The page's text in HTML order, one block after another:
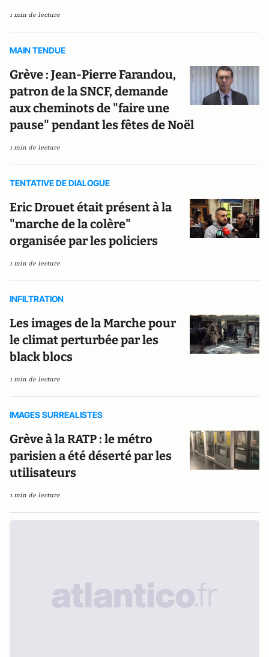
1 min de lecture
MAIN TENDUE
Grève : Jean-Pierre Farandou,
patron de la SNCF, demande
aux cheminots de "faire une
pause" pendant les fêtes de Noël
1 min de lecture
TENTATIVE DE DIALOGUE
Eric Drouet était présent à la
"marche de la colère"
organisée par les policiers
1 min de lecture
INFILTRATION
Les images de la Marche pour
le climat perturbée par les
black blocs
1 min de lecture
IMAGES SURREALISTES
Grève à la RATP : le métro
parisien a été déserté par les
utilisateurs
1 min de lecture